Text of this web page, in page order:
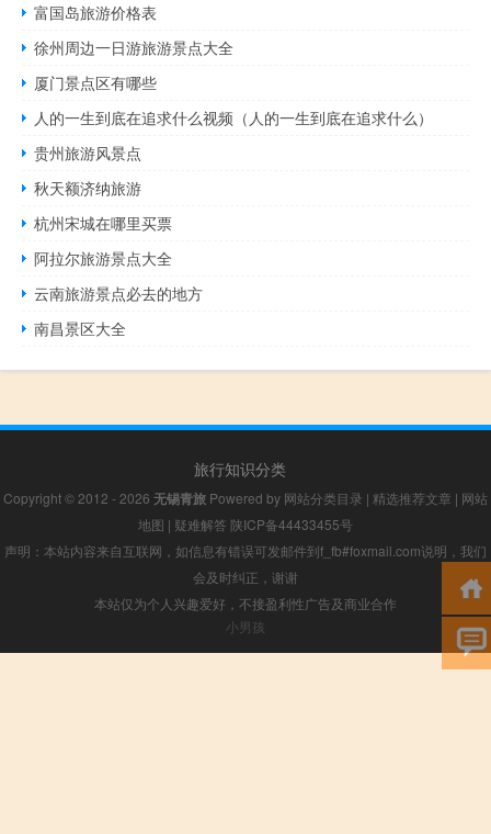
富国岛旅游价格表
徐州周边一日游旅游景点大全
厦门景点区有哪些
人的一生到底在追求什么视频（人的一生到底在追求什么）
贵州旅游风景点
秋天额济纳旅游
杭州宋城在哪里买票
阿拉尔旅游景点大全
云南旅游景点必去的地方
南昌景区大全
旅行知识分类
Copyright © 2012 - 2026 无锡青旅 Powered by 网站分类目录 | 精选推荐文章 | 网站
地图 | 疑难解答 陕ICP备44433455号
声明：本站内容来自互联网，如信息有错误可发邮件到f_fb#foxmail.com说明，我们
会及时纠正，谢谢
本站仅为个人兴趣爱好，不接盈利性广告及商业合作
小男孩